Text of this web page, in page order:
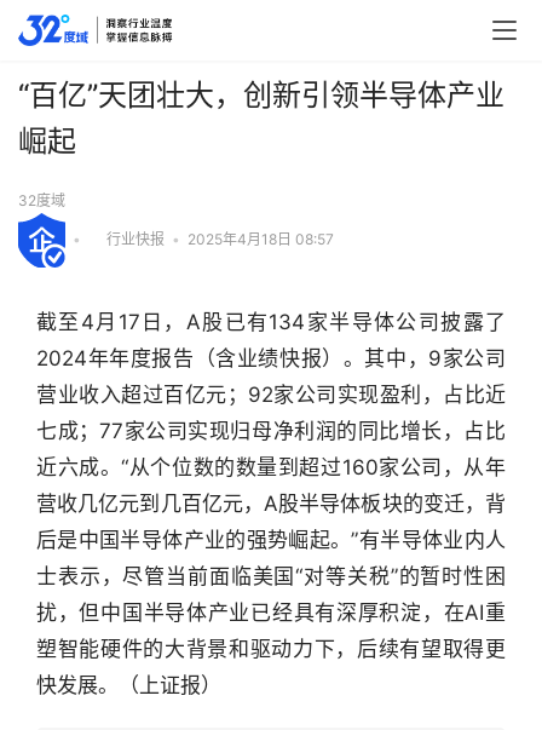
行
业
快
报
“百亿”天团壮大，创新引领半导体产业
崛起
32度域
• 行业快报 • 2025年4月18日 08:57
截至4月17日，A股已有134家半导体公司披露了
2024年年度报告（含业绩快报）。其中，9家公司
营业收入超过百亿元；92家公司实现盈利，占比近
七成；77家公司实现归母净利润的同比增长，占比
近六成。“从个位数的数量到超过160家公司，从年
营收几亿元到几百亿元，A股半导体板块的变迁，背
后是中国半导体产业的强势崛起。”有半导体业内人
士表示，尽管当前面临美国“对等关税”的暂时性困
扰，但中国半导体产业已经具有深厚积淀，在AI重
塑智能硬件的大背景和驱动力下，后续有望取得更
快发展。（上证报）